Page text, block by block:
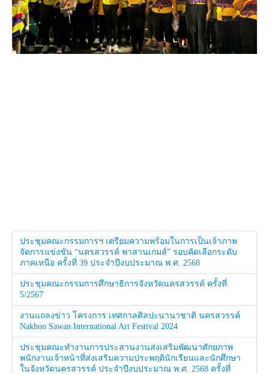
ประชุมคณะกรรมการฯ เตรียมความพร้อมในการเป็นเจ้าภาพ
จัดการแข่งขัน “นครสวรรค์ พาสานเกมส์” รอบคัดเลือกระดับ
ภาคเหนือ ครั้งที่ 39 ประจำปีงบประมาณ พ.ศ. 2568
ประชุมคณะกรรมการศึกษาธิการจังหวัดนครสวรรค์ ครั้งที่
5/2567
งานแถลงข่าว โครงการ เทศกาลศิลปะนานาชาติ นครสวรรค์
Nakhon Sawan International Art Festival 2024
ประชุมคณะทำงานการประสานงานส่งเสริมพัฒนาศักยภาพ
พนักงานเจ้าหน้าที่ส่งเสริมความประพฤตินักเรียนและนักศึกษา
ในจังหวัดนครสวรรค์ ประจำปีงบประมาณ พ.ศ. 2568 ครั้งที่